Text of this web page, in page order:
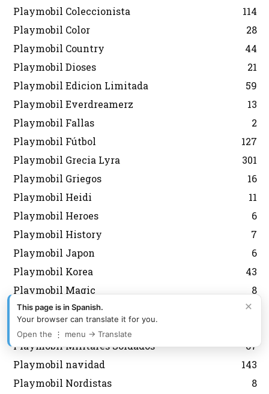
Playmobil Coleccionista
114
Playmobil Color
28
Playmobil Country
44
Playmobil Dioses
21
Playmobil Edicion Limitada
59
Playmobil Everdreamerz
13
Playmobil Fallas
2
Playmobil Fútbol
127
Playmobil Grecia Lyra
301
Playmobil Griegos
16
Playmobil Heidi
11
Playmobil Heroes
6
Playmobil History
7
Playmobil Japon
6
Playmobil Korea
43
Playmobil Magic
8
Playmobil medieval
12
Playmobil Mexico Aurimat
Playmobil Militares Soldados
67
Playmobil navidad
143
Playmobil Nordistas
8
×
This page is in Spanish.
Your browser can translate it for you.
Open the ⋮ menu → Translate